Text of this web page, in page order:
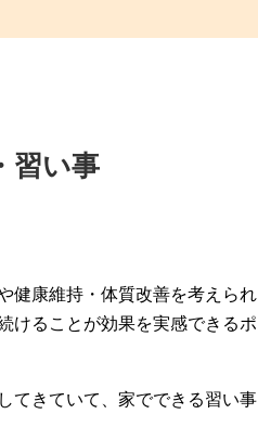
習い事
健康維持・体質改善を考えられ
けることが効果を実感できるポ
てきていて、家でできる習い事